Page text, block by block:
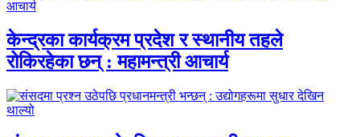
केन्द्रका कार्यक्रम प्रदेश र स्थानीय तहले
रोकिरहेका छन् : महामन्त्री आचार्य